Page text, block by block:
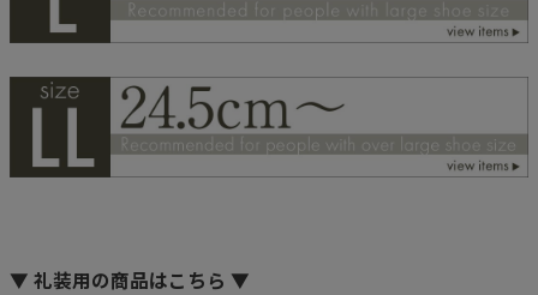
▼ 礼装用の商品はこちら ▼